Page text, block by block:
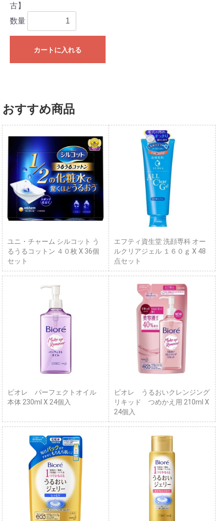
古】
数量
カートに入れる
おすすめ商品
ユニ・チャーム シルコット う
るうるコットン ４０枚 X 36個
セット
エフティ資生堂 洗顔専科 オー
ルクリアジェル １６０ｇ X 48
点セット
ビオレ パーフェクトオイル
本体 230ml X 24個入
ビオレ うるおいクレンジング
リキッド つめかえ用 210ml X
24個入